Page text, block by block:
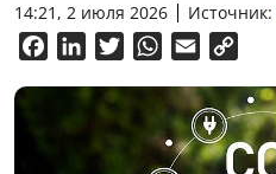
14:21, 2 июля 2026 Источник:
FacebookLinkedInTwitterWhatsApp
Email